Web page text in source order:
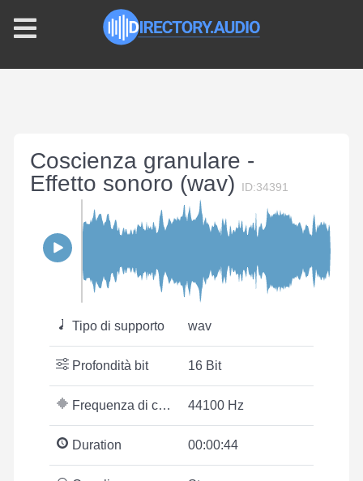
Coscienza granulare -
Effetto sonoro (wav)
ID:34391
Tipo di supporto wav
Profondità bit 16 Bit
Frequenza di campionamento 44100 Hz
Duration 00:00:44